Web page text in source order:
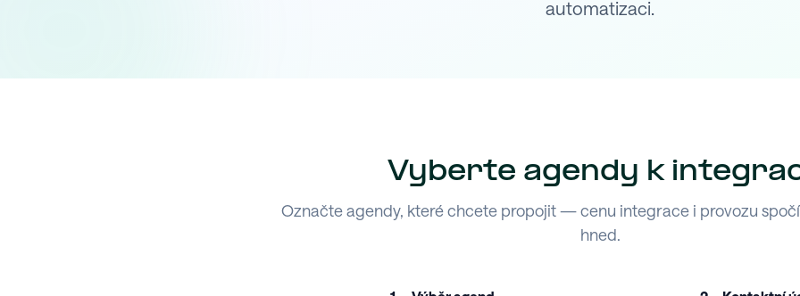
automatizaci.
Vyberte agendy k
Označte agendy, které chcete propojit — cenu integrace i provozu
hned.